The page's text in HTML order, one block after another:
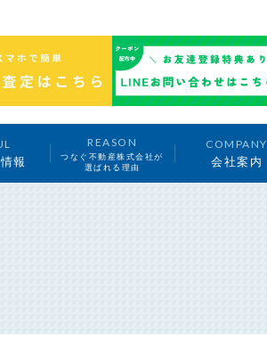
報
REASON
つなぐ不動産株式会社が
選ばれる理由
COMPANY
会社案内